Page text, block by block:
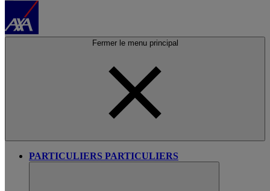
Fermer le menu principal
PARTICULIERS PARTICULIERS